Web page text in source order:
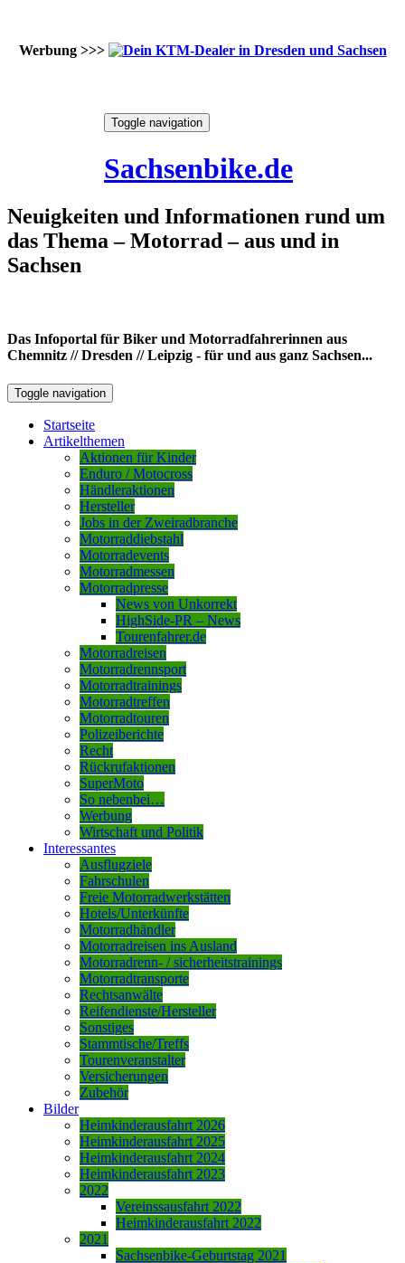
Werbung >>>
Toggle navigation
Sachsenbike.de
Neuigkeiten und Informationen rund um
das Thema – Motorrad – aus und in
Sachsen
Das Infoportal für Biker und Motorradfahrerinnen aus
Chemnitz // Dresden // Leipzig - für und aus ganz Sachsen...
Toggle navigation
Startseite
Artikelthemen
Aktionen für Kinder
Enduro / Motocross
Händleraktionen
Hersteller
Jobs in der Zweiradbranche
Motorraddiebstahl
Motorradevents
Motorradmessen
Motorradpresse
News von Unkorrekt
HighSide-PR – News
Tourenfahrer.de
Motorradreisen
Motorradrennsport
Motorradtrainings
Motorradtreffen
Motorradtouren
Polizeiberichte
Recht
Rückrufaktionen
SuperMoto
So nebenbei…
Werbung
Wirtschaft und Politik
Interessantes
Ausflugziele
Fahrschulen
Freie Motorradwerkstätten
Hotels/Unterkünfte
Motorradhändler
Motorradreisen ins Ausland
Motorradrenn- / sicherheitstrainings
Motorradtransporte
Rechtsanwälte
Reifendienste/Hersteller
Sonstiges
Stammtische/Treffs
Tourenveranstalter
Versicherungen
Zubehör
Bilder
Heimkinderausfahrt 2026
Heimkinderausfahrt 2025
Heimkinderausfahrt 2024
Heimkinderausfahrt 2023
2022
Vereinssausfahrt 2022
Heimkinderausfahrt 2022
2021
Sachsenbike-Geburtstag 2021